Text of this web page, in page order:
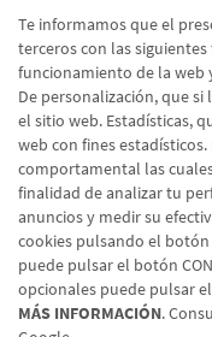
Te informamos que el
terceros con las
funcionamiento de la web
De personalización, que
el sitio web. Estadísticas,
web con fines
comportamental las
finalidad de analizar tu
anuncios y medir su
cookies pulsando el botón
puede pulsar el botón
opcionales puede pulsar
MÁS INFORMACIÓN.